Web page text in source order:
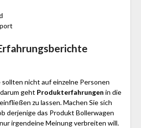
sollten nicht auf einzelne Personen
geht Produkterfahrungen in die
zu lassen. Machen Sie sich
derjenige das Produkt Bollerwagen
irgendeine Meinung verbreiten will.